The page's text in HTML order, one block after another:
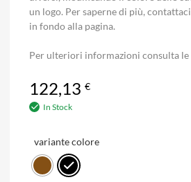
un logo. Per saperne di più,
in fondo alla pagina.
Per ulteriori informazioni consulta le
122,13 €
In Stock
variante colore